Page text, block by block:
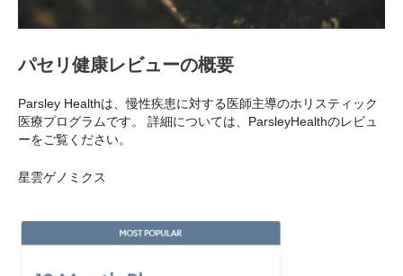
パセリ健康レビューの概要
Parsley Healthは、慢性疾患に対する医師主導のホリスティック
医療プログラムです。 詳細については、ParsleyHealthのレビュ
ーをご覧ください。
星雲ゲノミクス